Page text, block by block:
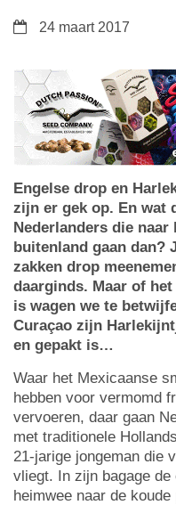
24 maart 2017
Engelse drop en
zijn er gek op. En wat
Nederlanders die naar
buitenland gaan dan?
zakken drop
daarginds. Maar of
is wagen we te
Curaçao zijn
en gepakt is…
Waar het Mexicaanse
hebben voor vermomd
vervoeren, daar gaan
met traditionele
21-jarige jongeman die
vliegt. In zijn bagage
heimwee naar de